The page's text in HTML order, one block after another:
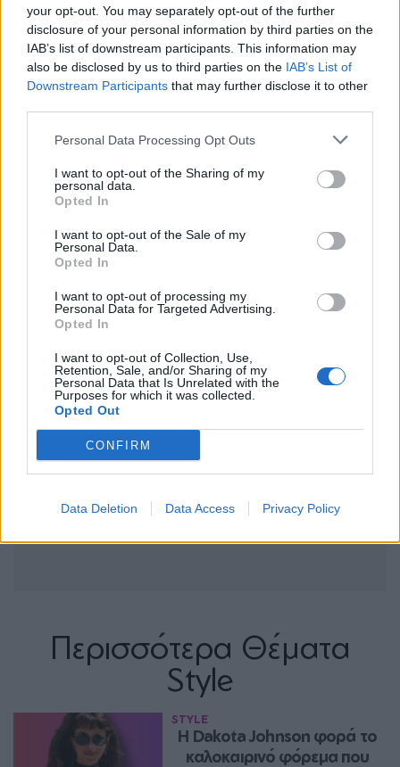
your opt-out. You may separately opt-out of the further
disclosure of your personal information by third parties on the
IAB’s list of downstream participants. This information may
also be disclosed by us to third parties on the IAB’s List of
Downstream Participants that may further disclose it to other
Personal Data Processing Opt Outs
I want to opt-out of the Sharing of my
personal data.
Opted In
I want to opt-out of the Sale of my
Personal Data.
Opted In
I want to opt-out of processing my
Personal Data for Targeted Advertising.
Opted In
I want to opt-out of Collection, Use,
Retention, Sale, and/or Sharing of my
Personal Data that Is Unrelated with the
Purposes for which it was collected.
Opted Out
CONFIRM
Data Deletion Data Access Privacy Policy
Ακολουθήστε το Pink.gr και στοInstagram
Διαβάστε Ακόμη
Περισσότερα Θέματα
Style
STYLE
Η Dakota Johnson φορά το
καλοκαιρινό φόρεμα που